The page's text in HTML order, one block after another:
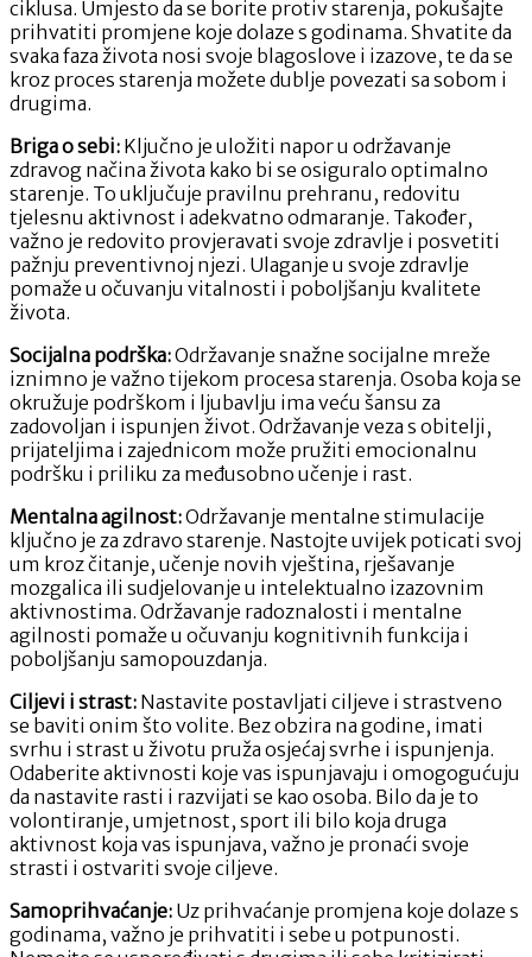
ciklusa. Umjesto da se borite protiv starenja, pokušajte
prihvatiti promjene koje dolaze s godinama. Shvatite da
svaka faza života nosi svoje blagoslove i izazove, te da se
kroz proces starenja možete dublje povezati sa sobom i
drugima.
Briga o sebi: Ključno je uložiti napor u održavanje
zdravog načina života kako bi se osiguralo optimalno
starenje. To uključuje pravilnu prehranu, redovitu
tjelesnu aktivnost i adekvatno odmaranje. Također,
važno je redovito provjeravati svoje zdravlje i posvetiti
pažnju preventivnoj njezi. Ulaganje u svoje zdravlje
pomaže u očuvanju vitalnosti i poboljšanju kvalitete
života.
Socijalna podrška:Održavanje snažne socijalne mreže
iznimno je važno tijekom procesa starenja. Osoba koja se
okružuje podrškom i ljubavlju ima veću šansu za
zadovoljan i ispunjen život. Održavanje veza s obitelji,
prijateljima i zajednicom može pružiti emocionalnu
podršku i priliku za međusobno učenje i rast.
Mentalna agilnost:Održavanje mentalne stimulacije
ključno je za zdravo starenje. Nastojte uvijek poticati svoj
um kroz čitanje, učenje novih vještina, rješavanje
mozgalica ili sudjelovanje u intelektualno izazovnim
aktivnostima. Održavanje radoznalosti i mentalne
agilnosti pomaže u očuvanju kognitivnih funkcija i
poboljšanju samopouzdanja.
Ciljevi i strast: Nastavite postavljati ciljeve i strastveno
se baviti onim što volite. Bez obzira na godine, imati
svrhu i strast u životu pruža osjećaj svrhe i ispunjenja.
Odaberite aktivnosti koje vas ispunjavaju i omogogućuju
da nastavite rasti i razvijati se kao osoba. Bilo da je to
volontiranje, umjetnost, sport ili bilo koja druga
aktivnost koja vas ispunjava, važno je pronaći svoje
strasti i ostvariti svoje ciljeve.
Samoprihvaćanje: Uz prihvaćanje promjena koje dolaze s
godinama, važno je prihvatiti i sebe u potpunosti.